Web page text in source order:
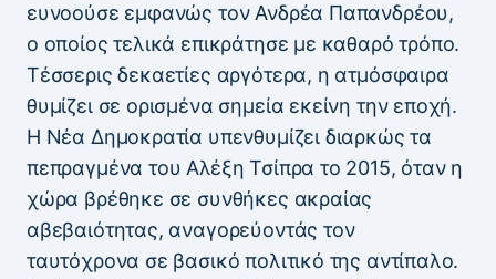
ευνοούσε εμφανώς τον Ανδρέα Παπανδρέου,
ο οποίος τελικά επικράτησε με καθαρό τρόπο.
Τέσσερις δεκαετίες αργότερα, η ατμόσφαιρα
θυμίζει σε ορισμένα σημεία εκείνη την εποχή.
Η Νέα Δημοκρατία υπενθυμίζει διαρκώς τα
πεπραγμένα του Αλέξη Τσίπρα το 2015, όταν η
χώρα βρέθηκε σε συνθήκες ακραίας
αβεβαιότητας, αναγορεύοντάς τον
ταυτόχρονα σε βασικό πολιτικό της αντίπαλο.